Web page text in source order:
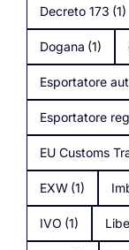
Decreto 173 (1)
Dogana (1)
Esportatore
Esportatore
EU Customs
EXW (1)
IVO (1)